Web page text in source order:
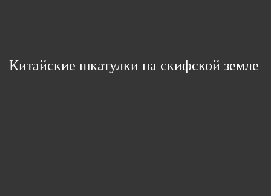
Китайские шкатулки на скифской земле